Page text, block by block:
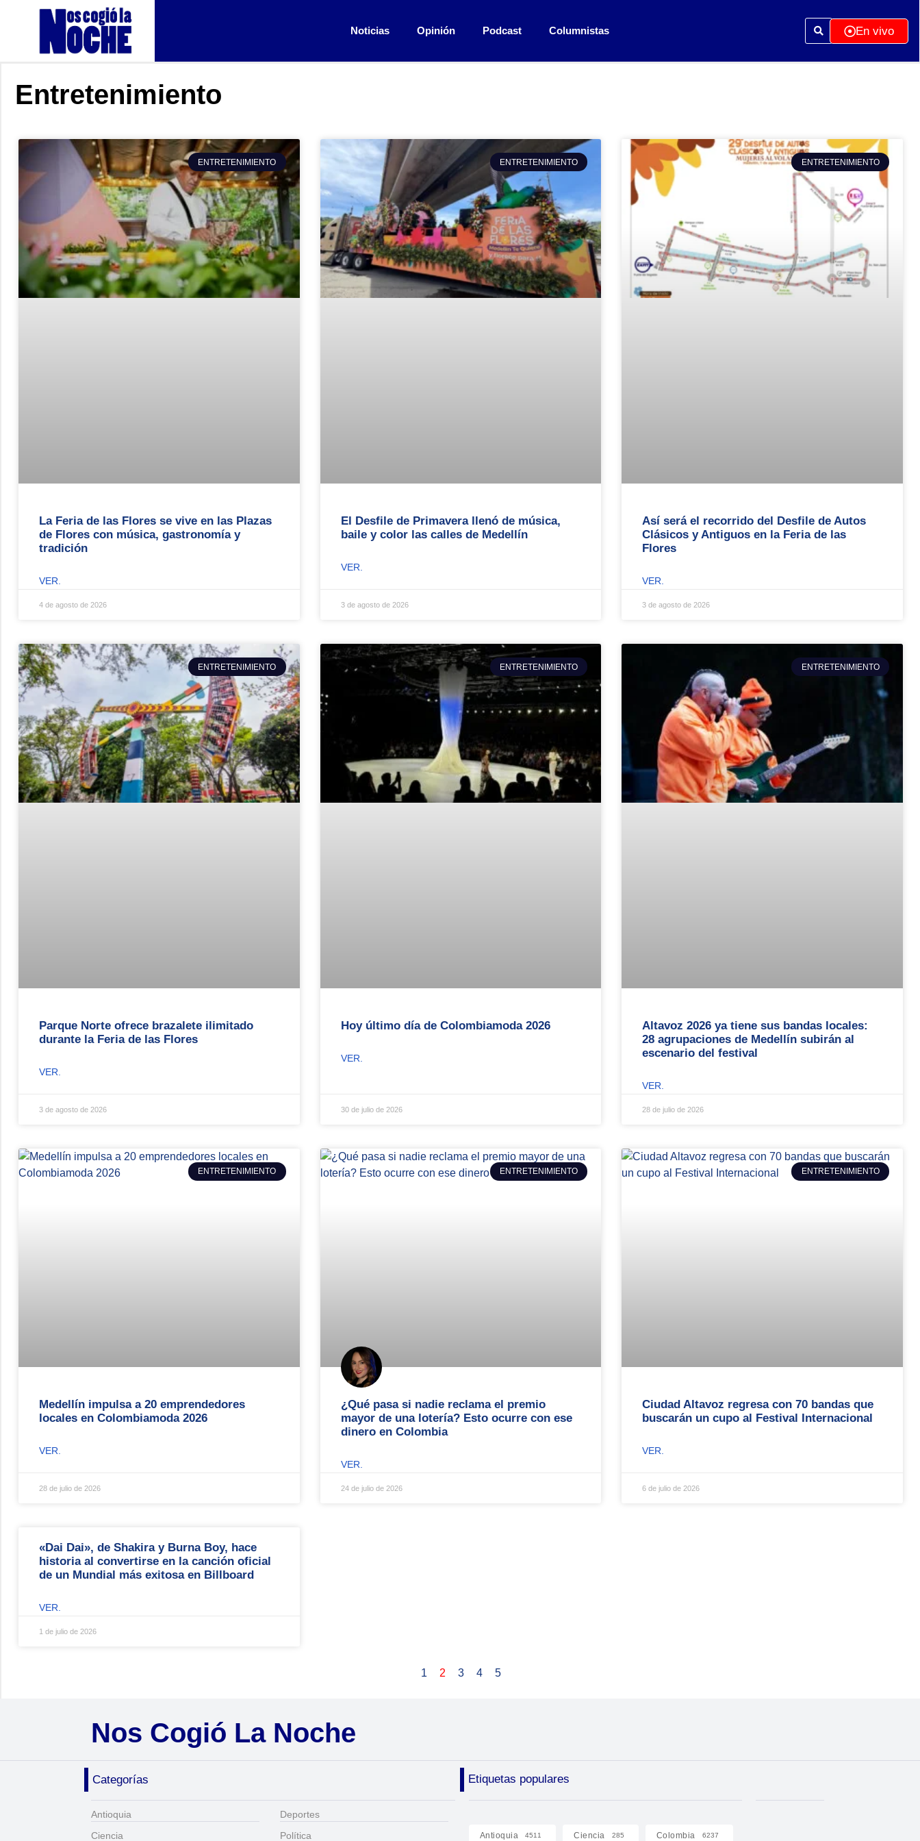
Noticias Opinión Podcast Columnistas En vivo
Entretenimiento
ENTRETENIMIENTO
La Feria de las Flores se vive en las Plazas
de Flores con música, gastronomía y
tradición
VER.
4 de agosto de 2026
ENTRETENIMIENTO
El Desfile de Primavera llenó de música,
baile y color las calles de Medellín
VER.
3 de agosto de 2026
ENTRETENIMIENTO
Así será el recorrido del Desfile de Autos
Clásicos y Antiguos en la Feria de las
Flores
VER.
3 de agosto de 2026
ENTRETENIMIENTO
Parque Norte ofrece brazalete ilimitado
durante la Feria de las Flores
VER.
3 de agosto de 2026
ENTRETENIMIENTO
Hoy último día de Colombiamoda 2026
VER.
30 de julio de 2026
ENTRETENIMIENTO
Altavoz 2026 ya tiene sus bandas locales:
28 agrupaciones de Medellín subirán al
escenario del festival
VER.
28 de julio de 2026
ENTRETENIMIENTO
Medellín impulsa a 20 emprendedores
locales en Colombiamoda 2026
VER.
28 de julio de 2026
ENTRETENIMIENTO
¿Qué pasa si nadie reclama el premio
mayor de una lotería? Esto ocurre con ese
dinero en Colombia
VER.
24 de julio de 2026
ENTRETENIMIENTO
Ciudad Altavoz regresa con 70 bandas que
buscarán un cupo al Festival Internacional
VER.
6 de julio de 2026
«Dai Dai», de Shakira y Burna Boy, hace
historia al convertirse en la canción oficial
de un Mundial más exitosa en Billboard
VER.
1 de julio de 2026
1 2 3 4 5
Nos Cogió La Noche
Categorías Etiquetas populares
Antioquia
Ciencia
Deportes
Política
Antioquia 4511 Ciencia 285 Colombia 6237